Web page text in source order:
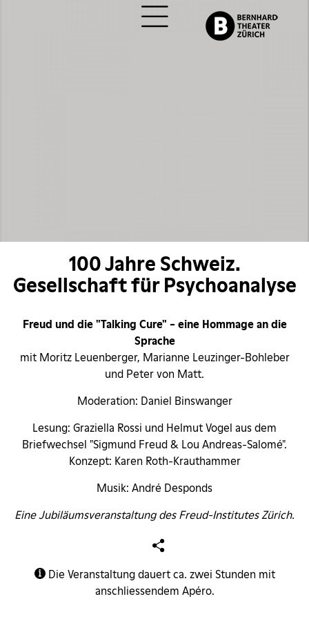
100 Jahre Schweiz.
Gesellschaft für Psychoanalyse
Freud und die "Talking Cure" - eine Hommage an die
Sprache
mit Moritz Leuenberger, Marianne Leuzinger-Bohleber
und Peter von Matt.
Moderation: Daniel Binswanger
Lesung: Graziella Rossi und Helmut Vogel aus dem
Briefwechsel "Sigmund Freud & Lou Andreas-Salomé".
Konzept: Karen Roth-Krauthammer
Musik: André Desponds
Eine Jubiläumsveranstaltung des Freud-Institutes Zürich.
Die Veranstaltung dauert ca. zwei Stunden mit
anschliessendem Apéro.